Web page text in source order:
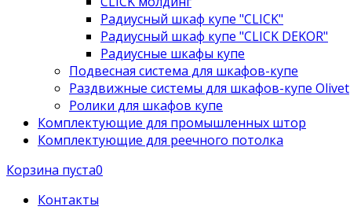
Радиусный шкаф купе "CLICK"
Радиусный шкаф купе "CLICK DEKOR"
Радиусные шкафы купе
Подвесная система для шкафов-купе
Раздвижные системы для шкафов-купе Olivet
Ролики для шкафов купе
Комплектующие для промышленных штор
Комплектующие для реечного потолка
Корзина пуста0
Контакты